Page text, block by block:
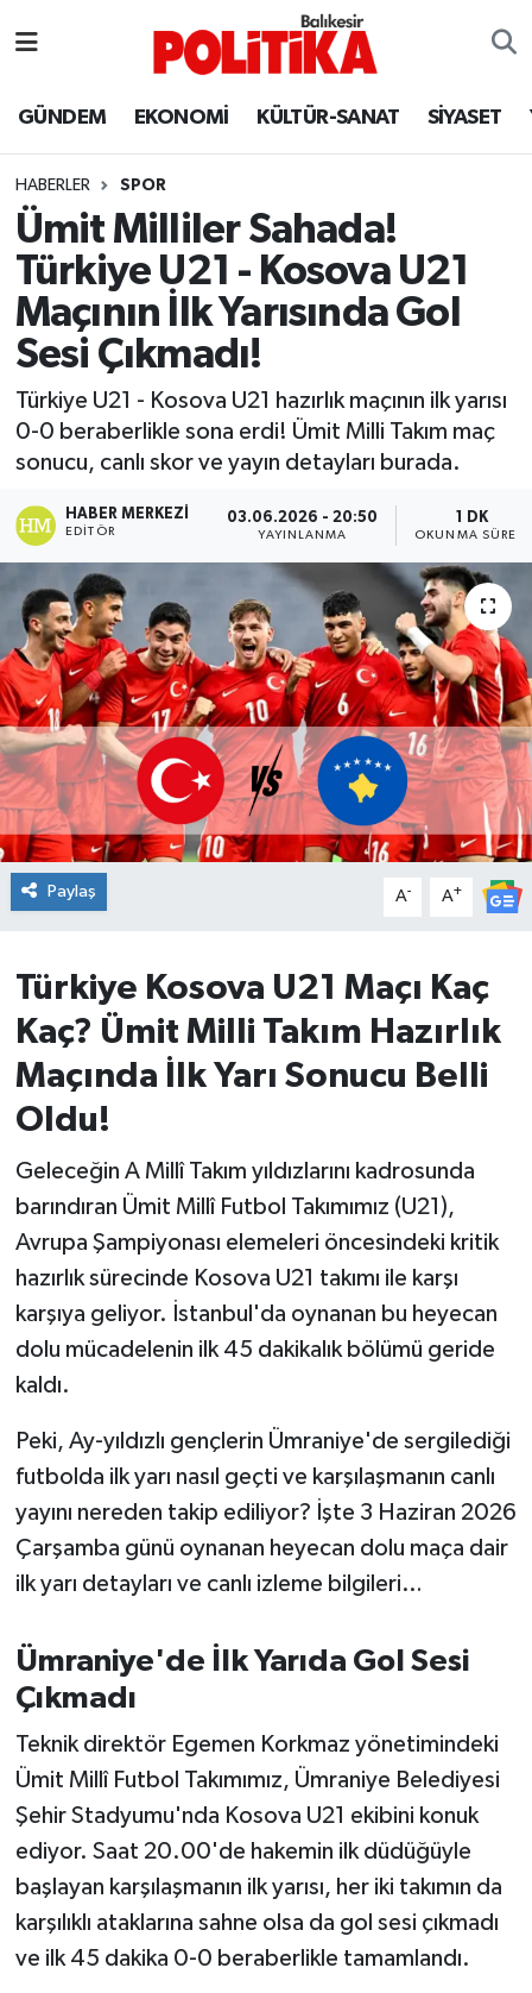
GÜNDEM EKONOMİ KÜLTÜR-SANAT SİYASET
HABERLER SPOR
Ümit Milliler Sahada!
Türkiye U21 - Kosova U21
Maçının İlk Yarısında Gol
Sesi Çıkmadı!
Türkiye U21 - Kosova U21 hazırlık maçının ilk yarısı
0-0 beraberlikle sona erdi! Ümit Milli Takım maç
sonucu, canlı skor ve yayın detayları burada.
HABER MERKEZI
EDITÖR
03.06.2026 - 20:50
YAYINLANMA
1 DK
OKUNMA SÜRESI
Paylaş A- A+
Türkiye Kosova U21 Maçı Kaç
Kaç? Ümit Milli Takım Hazırlık
Maçında İlk Yarı Sonucu Belli
Oldu!
Geleceğin A Millî Takım yıldızlarını kadrosunda
barındıran Ümit Millî Futbol Takımımız (U21),
Avrupa Şampiyonası elemeleri öncesindeki kritik
hazırlık sürecinde Kosova U21 takımı ile karşı
karşıya geliyor. İstanbul'da oynanan bu heyecan
dolu mücadelenin ilk 45 dakikalık bölümü geride
kaldı.
Peki, Ay-yıldızlı gençlerin Ümraniye'de sergilediği
futbolda ilk yarı nasıl geçti ve karşılaşmanın canlı
yayını nereden takip ediliyor? İşte 3 Haziran 2026
Çarşamba günü oynanan heyecan dolu maça dair
ilk yarı detayları ve canlı izleme bilgileri…
Ümraniye'de İlk Yarıda Gol Sesi
Çıkmadı
Teknik direktör Egemen Korkmaz yönetimindeki
Ümit Millî Futbol Takımımız, Ümraniye Belediyesi
Şehir Stadyumu'nda Kosova U21 ekibini konuk
ediyor. Saat 20.00'de hakemin ilk düdüğüyle
başlayan karşılaşmanın ilk yarısı, her iki takımın da
karşılıklı ataklarına sahne olsa da gol sesi çıkmadı
ve ilk 45 dakika 0-0 beraberlikle tamamlandı.
Ayvalık
Balya
Bandırma
Bigadiç
BİYOGRAFİLER
Burhaniye
ÇEVRE
DÜNYA
Dursunbey
Edremit
EĞİTİM
EKONOMİ
Erdek
Gönen
Havran
İvrindi
KENT GÜNDEMİ
Kepsut
KÜLTÜR-SANAT
MAGAZİN
Manyas
OLAY
Resmi İlanlar
Savaştepe
SEYAHAT
SİYASET
Sındırgı
Balıkesir Hava Durumu
Balıkesir Namaz Vakitleri
Balıkesir Trafik Yoğunluk Haritası
Süper Lig Puan Durumu ve Fikstür
Tüm Manşetler
Son Dakika Haberleri
Haber Arşivi